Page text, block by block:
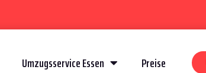
Umzugsservice Essen Preise